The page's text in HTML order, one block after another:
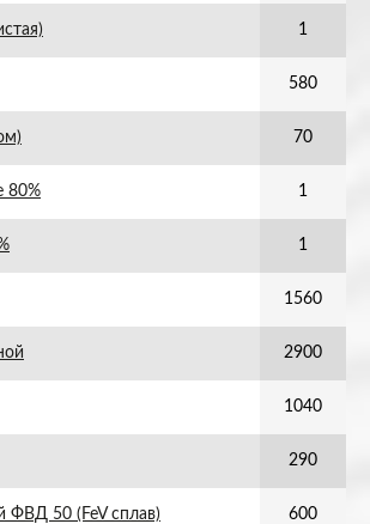
1
580
70
80% 1
1
1560
2900
1040
290
ФВД 50 (FeV сплав) 600